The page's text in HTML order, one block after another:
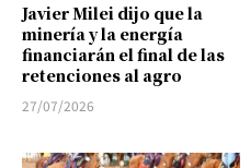
Javier Milei dijo que la
minería y la energía
financiarán el final de las
retenciones al agro
27/07/2026